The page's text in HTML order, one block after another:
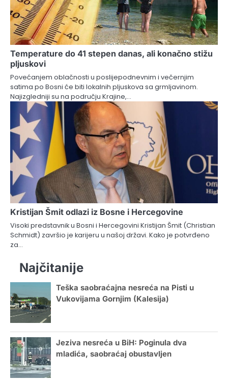
Temperature do 41 stepen danas, ali konačno stižu
pljuskovi
Povećanjem oblačnosti u poslijepodnevnim i večernjim
satima po Bosni će biti lokalnih pljuskova sa grmljavinom.
Najizgledniji su na području Krajine,…
Kristijan Šmit odlazi iz Bosne i Hercegovine
Visoki predstavnik u Bosni i Hercegovini Kristijan Šmit (Christian
Schmidt) završio je karijeru u našoj državi. Kako je potvrđeno
za…
Najčitanije
Teška saobraćajna nesreća na Pisti u
Vukovijama Gornjim (Kalesija)
Jeziva nesreća u BiH: Poginula dva
mladića, saobraćaj obustavljen